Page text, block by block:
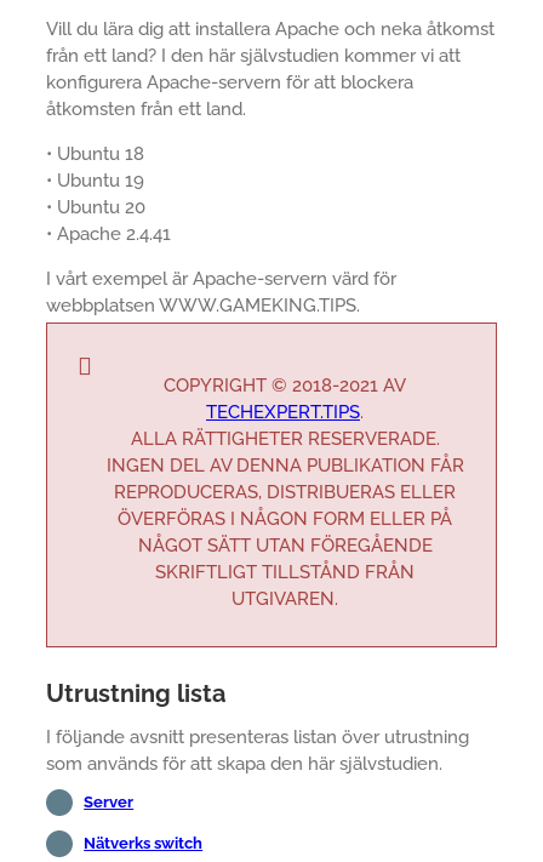
Vill du lära dig att installera Apache och neka åtkomst
från ett land? I den här självstudien kommer vi att
konfigurera Apache-servern för att blockera
åtkomsten från ett land.
• Ubuntu 18
• Ubuntu 19
• Ubuntu 20
• Apache 2.4.41
I vårt exempel är Apache-servern värd för
webbplatsen WWW.GAMEKING.TIPS.
COPYRIGHT © 2018-2021 AV
TECHEXPERT.TIPS.
ALLA RÄTTIGHETER RESERVERADE.
INGEN DEL AV DENNA PUBLIKATION FÅR
REPRODUCERAS, DISTRIBUERAS ELLER
ÖVERFÖRAS I NÅGON FORM ELLER PÅ
NÅGOT SÄTT UTAN FÖREGÅENDE
SKRIFTLIGT TILLSTÅND FRÅN
UTGIVAREN.
Utrustning lista
I följande avsnitt presenteras listan över utrustning
som används för att skapa den här självstudien.
Server
Nätverks switch